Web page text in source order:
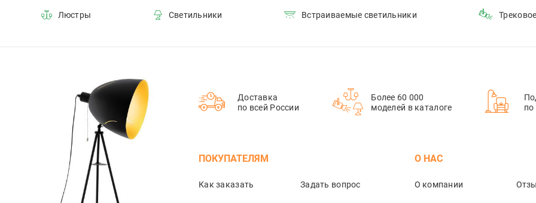
Люстры Светильники Встраиваемые светильники
Доставка
по всей России
Более 60 000
моделей в каталоге
по
ПОКУПАТЕЛЯМ
Как заказать Задать вопрос
О НАС
О компании